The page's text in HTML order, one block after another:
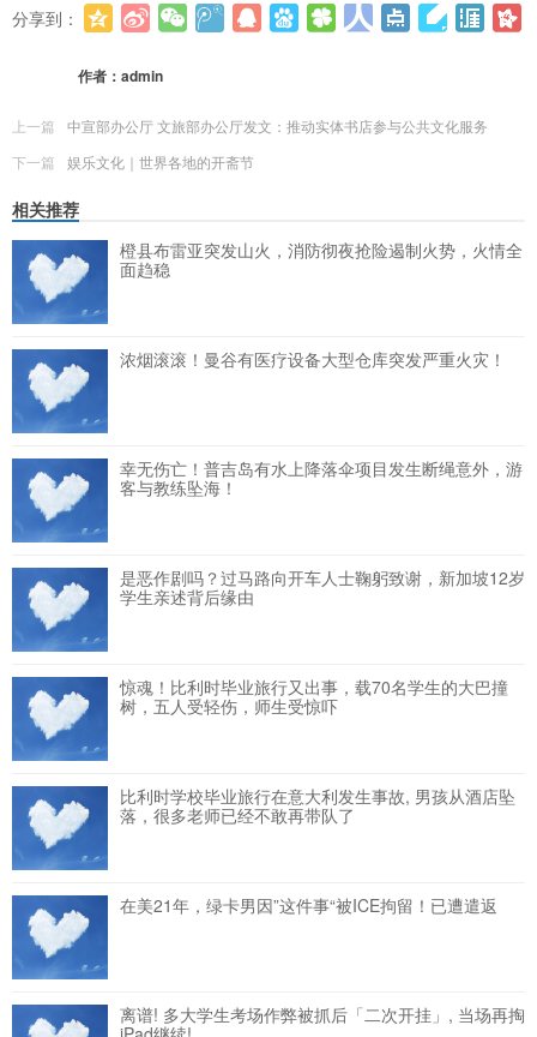
分享到：
作者： admin
上一篇
中宣部办公厅 文旅部办公厅发文：推动实体书店参与公共文化服务
下一篇
娱乐文化｜世界各地的开斋节
相关推荐
橙县布雷亚突发山火，消防彻夜抢险遏制火势，火情全
面趋稳
浓烟滚滚！曼谷有医疗设备大型仓库突发严重火灾！
幸无伤亡！普吉岛有水上降落伞项目发生断绳意外，游
客与教练坠海！
是恶作剧吗？过马路向开车人士鞠躬致谢，新加坡12岁
学生亲述背后缘由
惊魂！比利时毕业旅行又出事，载70名学生的大巴撞
树，五人受轻伤，师生受惊吓
比利时学校毕业旅行在意大利发生事故, 男孩从酒店坠
落，很多老师已经不敢再带队了
在美21年，绿卡男因”这件事“被ICE拘留！已遭遣返
离谱! 多大学生考场作弊被抓后「二次开挂」, 当场再掏